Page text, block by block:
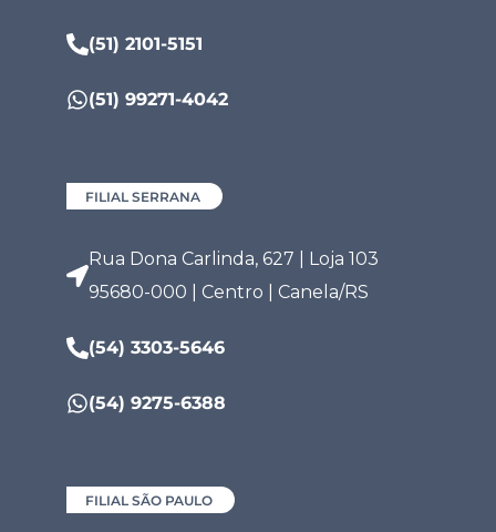
(51) 2101-5151
(51) 99271-4042
FILIAL SERRANA
Rua Dona Carlinda, 627 | Loja 103
95680-000 | Centro | Canela/RS
(54) 3303-5646
(54) 9275-6388
FILIAL SÃO PAULO